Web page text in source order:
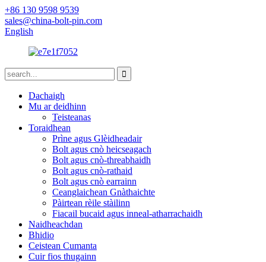
+86 130 9598 9539
sales@china-bolt-pin.com
English
Dachaigh
Mu ar deidhinn
Teisteanas
Toraidhean
Prìne agus Glèidheadair
Bolt agus cnò heicseagach
Bolt agus cnò-threabhaidh
Bolt agus cnò-rathaid
Bolt agus cnò earrainn
Ceanglaichean Gnàthaichte
Pàirtean rèile stàilinn
Fiacail bucaid agus inneal-atharrachaidh
Naidheachdan
Bhidio
Ceistean Cumanta
Cuir fios thugainn